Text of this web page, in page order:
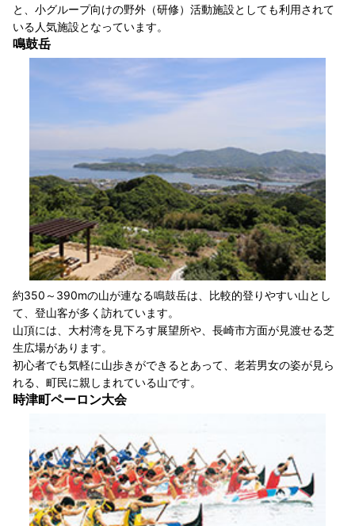
と、小グループ向けの野外（研修）活動施設としても利用されて
いる人気施設となっています。
鳴鼓岳
約350～390mの山が連なる鳴鼓岳は、比較的登りやすい山とし
て、登山客が多く訪れています。
山頂には、大村湾を見下ろす展望所や、長崎市方面が見渡せる芝
生広場があります。
初心者でも気軽に山歩きができるとあって、老若男女の姿が見ら
れる、町民に親しまれている山です。
時津町ペーロン大会